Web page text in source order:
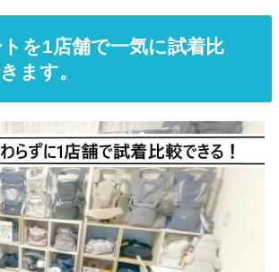
を1店舗で一気に試着比
ます。